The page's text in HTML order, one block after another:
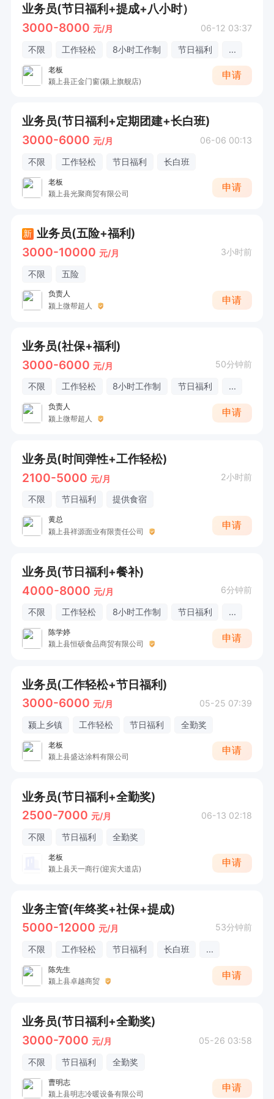
业务员(节日福利+提成+八小时）
3000-8000 元/月 06-12 03:37
不限 工作轻松 8小时工作制 节日福利 ...
老板
颍上县正金门窗(颍上旗舰店)
申请
业务员(节日福利+定期团建+长白班)
3000-6000 元/月 06-06 00:13
不限 工作轻松 节日福利 长白班
老板
颍上县光聚商贸有限公司
申请
新 业务员(五险+福利)
3000-10000 元/月 3小时前
不限 五险
负责人
颍上微帮超人
申请
业务员(社保+福利)
3000-6000 元/月 50分钟前
不限 工作轻松 8小时工作制 节日福利 ...
负责人
颍上微帮超人
申请
业务员(时间弹性+工作轻松)
2100-5000 元/月 2小时前
不限 节日福利 提供食宿
黄总
颍上县祥源面业有限责任公司
申请
业务员(节日福利+餐补)
4000-8000 元/月 6分钟前
不限 工作轻松 8小时工作制 节日福利 ...
陈学婷
颍上县恒硕食品商贸有限公司
申请
业务员(工作轻松+节日福利)
3000-6000 元/月 05-25 07:39
颍上乡镇 工作轻松 节日福利 全勤奖
老板
颍上县盛达涂料有限公司
申请
业务员(节日福利+全勤奖)
2500-7000 元/月 06-13 02:18
不限 节日福利 全勤奖
老板
颍上县天一商行(迎宾大道店)
申请
业务主管(年终奖+社保+提成)
5000-12000 元/月 53分钟前
不限 工作轻松 节日福利 长白班 ...
陈先生
颍上县卓越商贸
申请
业务员(节日福利+全勤奖)
3000-7000 元/月 05-26 03:58
不限 节日福利 全勤奖
曹明志
颍上县明志冷暖设备有限公司
申请